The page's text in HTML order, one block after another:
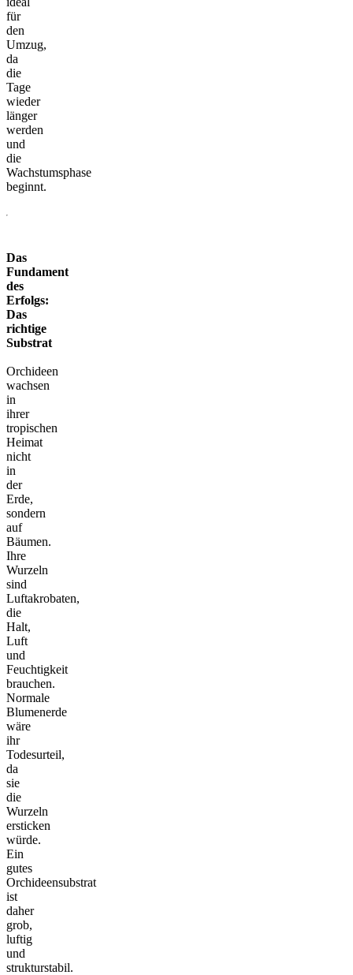
für
den
Umzug,
da
die
Tage
wieder
länger
werden
und
die
Wachstumsphase
beginnt.
Das
Fundament
des
Erfolgs:
Das
richtige
Substrat
Orchideen
wachsen
in
ihrer
tropischen
Heimat
nicht
in
der
Erde,
sondern
auf
Bäumen.
Ihre
Wurzeln
sind
Luftakrobaten,
die
Halt,
Luft
und
Feuchtigkeit
brauchen.
Normale
Blumenerde
wäre
ihr
Todesurteil,
da
sie
die
Wurzeln
ersticken
würde.
Ein
gutes
Orchideensubstrat
ist
daher
grob,
luftig
und
strukturstabil.